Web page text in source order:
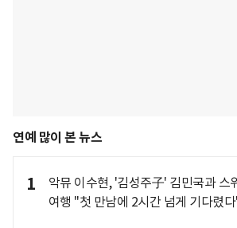
연예 많이 본 뉴스
1
악뮤 이수현, '김성주子' 김민국과 스
여행 "첫 만남에 2시간 넘게 기다렸